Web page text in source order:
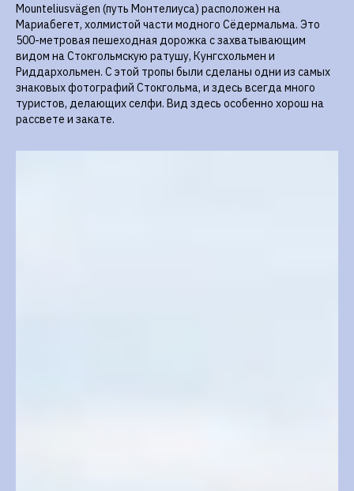
Mounteliusvägen (путь Монтелиуса) расположен на
Мариабегет, холмистой части модного Сёдермальма. Это
500-метровая пешеходная дорожка с захватывающим
видом на Стокгольмскую ратушу, Кунгсхольмен и
Риддархольмен. С этой тропы были сделаны одни из самых
знаковых фотографий Стокгольма, и здесь всегда много
туристов, делающих селфи. Вид здесь особенно хорош на
рассвете и закате.